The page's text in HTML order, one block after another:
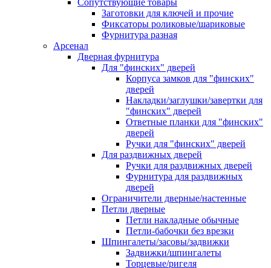
Сопутствующие товары
Заготовки для ключей и прочие
Фиксаторы роликовые/шариковые
Фурнитура разная
Арсенал
Дверная фурнитура
Для "финских" дверей
Корпуса замков для "финских"
дверей
Накладки/заглушки/завертки для
"финских" дверей
Ответные планки для "финских"
дверей
Ручки для "финских" дверей
Для раздвижных дверей
Ручки для раздвижных дверей
Фурнитура для раздвижных
дверей
Ограничители дверные/настенные
Петли дверные
Петли накладные обычные
Петли-бабочки без врезки
Шпингалеты/засовы/задвижки
Задвижки/шпингалеты
Торцевые/ригеля